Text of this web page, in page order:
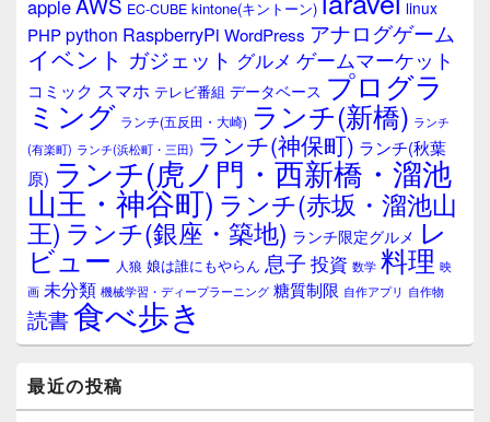
ィ
ジ
ェ
ア
apple EC-CUBE kintone(キントーン) linux
PHPpython RaspberryPi WordPress アナログゲーム
イベント ガジェット グルメ ゲームマーケット
コミック スマホ テレビ番組 データベース プログラ
ミング ランチ(五反田・大崎) ランチ(新橋) ランチ
(有楽町) ランチ(浜松町・三田) ランチ(神保町) ランチ(秋葉
原) ランチ(虎ノ門・西新橋・溜池
山王・神谷町) ランチ(赤坂・溜池山
王) ランチ(銀座・築地) ランチ限定グルメ レ
ビュー 人狼 娘は誰にもやらん 息子 投資 数学 料理 映
画 未分類 機械学習・ディープラーニング 糖質制限 自作アプリ 自作物
読書食べ歩き
最近の投稿